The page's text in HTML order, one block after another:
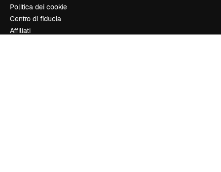
Politica dei cookie
Centro di fiducia
Affiliati